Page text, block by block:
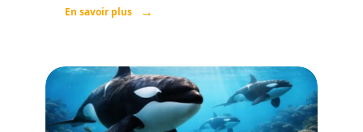
En savoir plus